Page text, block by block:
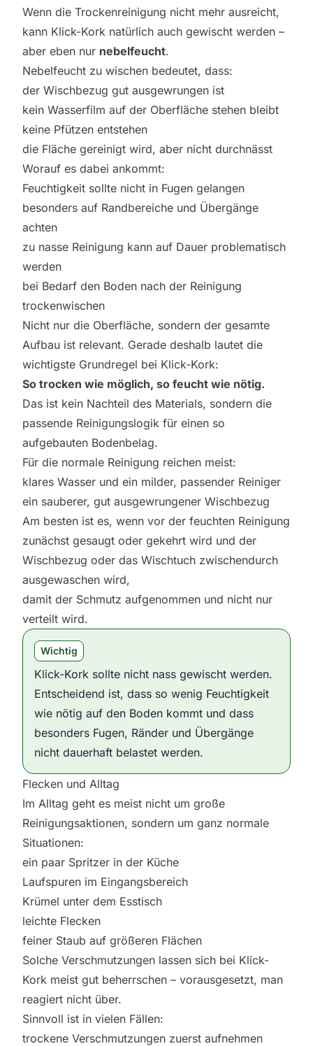
Wenn die Trockenreinigung nicht mehr ausreicht,
kann Klick-Kork natürlich auch gewischt werden –
aber eben nur nebelfeucht.
Nebelfeucht zu wischen bedeutet, dass:
der Wischbezug gut ausgewrungen ist
kein Wasserfilm auf der Oberfläche stehen bleibt
keine Pfützen entstehen
die Fläche gereinigt wird, aber nicht durchnässt
Worauf es dabei ankommt:
Feuchtigkeit sollte nicht in Fugen gelangen
besonders auf Randbereiche und Übergänge
achten
zu nasse Reinigung kann auf Dauer problematisch
werden
bei Bedarf den Boden nach der Reinigung
trockenwischen
Nicht nur die Oberfläche, sondern der gesamte
Aufbau ist relevant. Gerade deshalb lautet die
wichtigste Grundregel bei Klick-Kork:
So trocken wie möglich, so feucht wie nötig.
Das ist kein Nachteil des Materials, sondern die
passende Reinigungslogik für einen so
aufgebauten Bodenbelag.
Für die normale Reinigung reichen meist:
klares Wasser und ein milder, passender Reiniger
ein sauberer, gut ausgewrungener Wischbezug
Am besten ist es, wenn vor der feuchten Reinigung
zunächst gesaugt oder gekehrt wird und der
Wischbezug oder das Wischtuch zwischendurch
ausgewaschen wird,
damit der Schmutz aufgenommen und nicht nur
verteilt wird.
Wichtig
Klick-Kork sollte nicht nass gewischt werden.
Entscheidend ist, dass so wenig Feuchtigkeit
wie nötig auf den Boden kommt und dass
besonders Fugen, Ränder und Übergänge
nicht dauerhaft belastet werden.
Flecken und Alltag
Im Alltag geht es meist nicht um große
Reinigungsaktionen, sondern um ganz normale
Situationen:
ein paar Spritzer in der Küche
Laufspuren im Eingangsbereich
Krümel unter dem Esstisch
leichte Flecken
feiner Staub auf größeren Flächen
Solche Verschmutzungen lassen sich bei Klick-
Kork meist gut beherrschen – vorausgesetzt, man
reagiert nicht über.
Sinnvoll ist in vielen Fällen:
trockene Verschmutzungen zuerst aufnehmen